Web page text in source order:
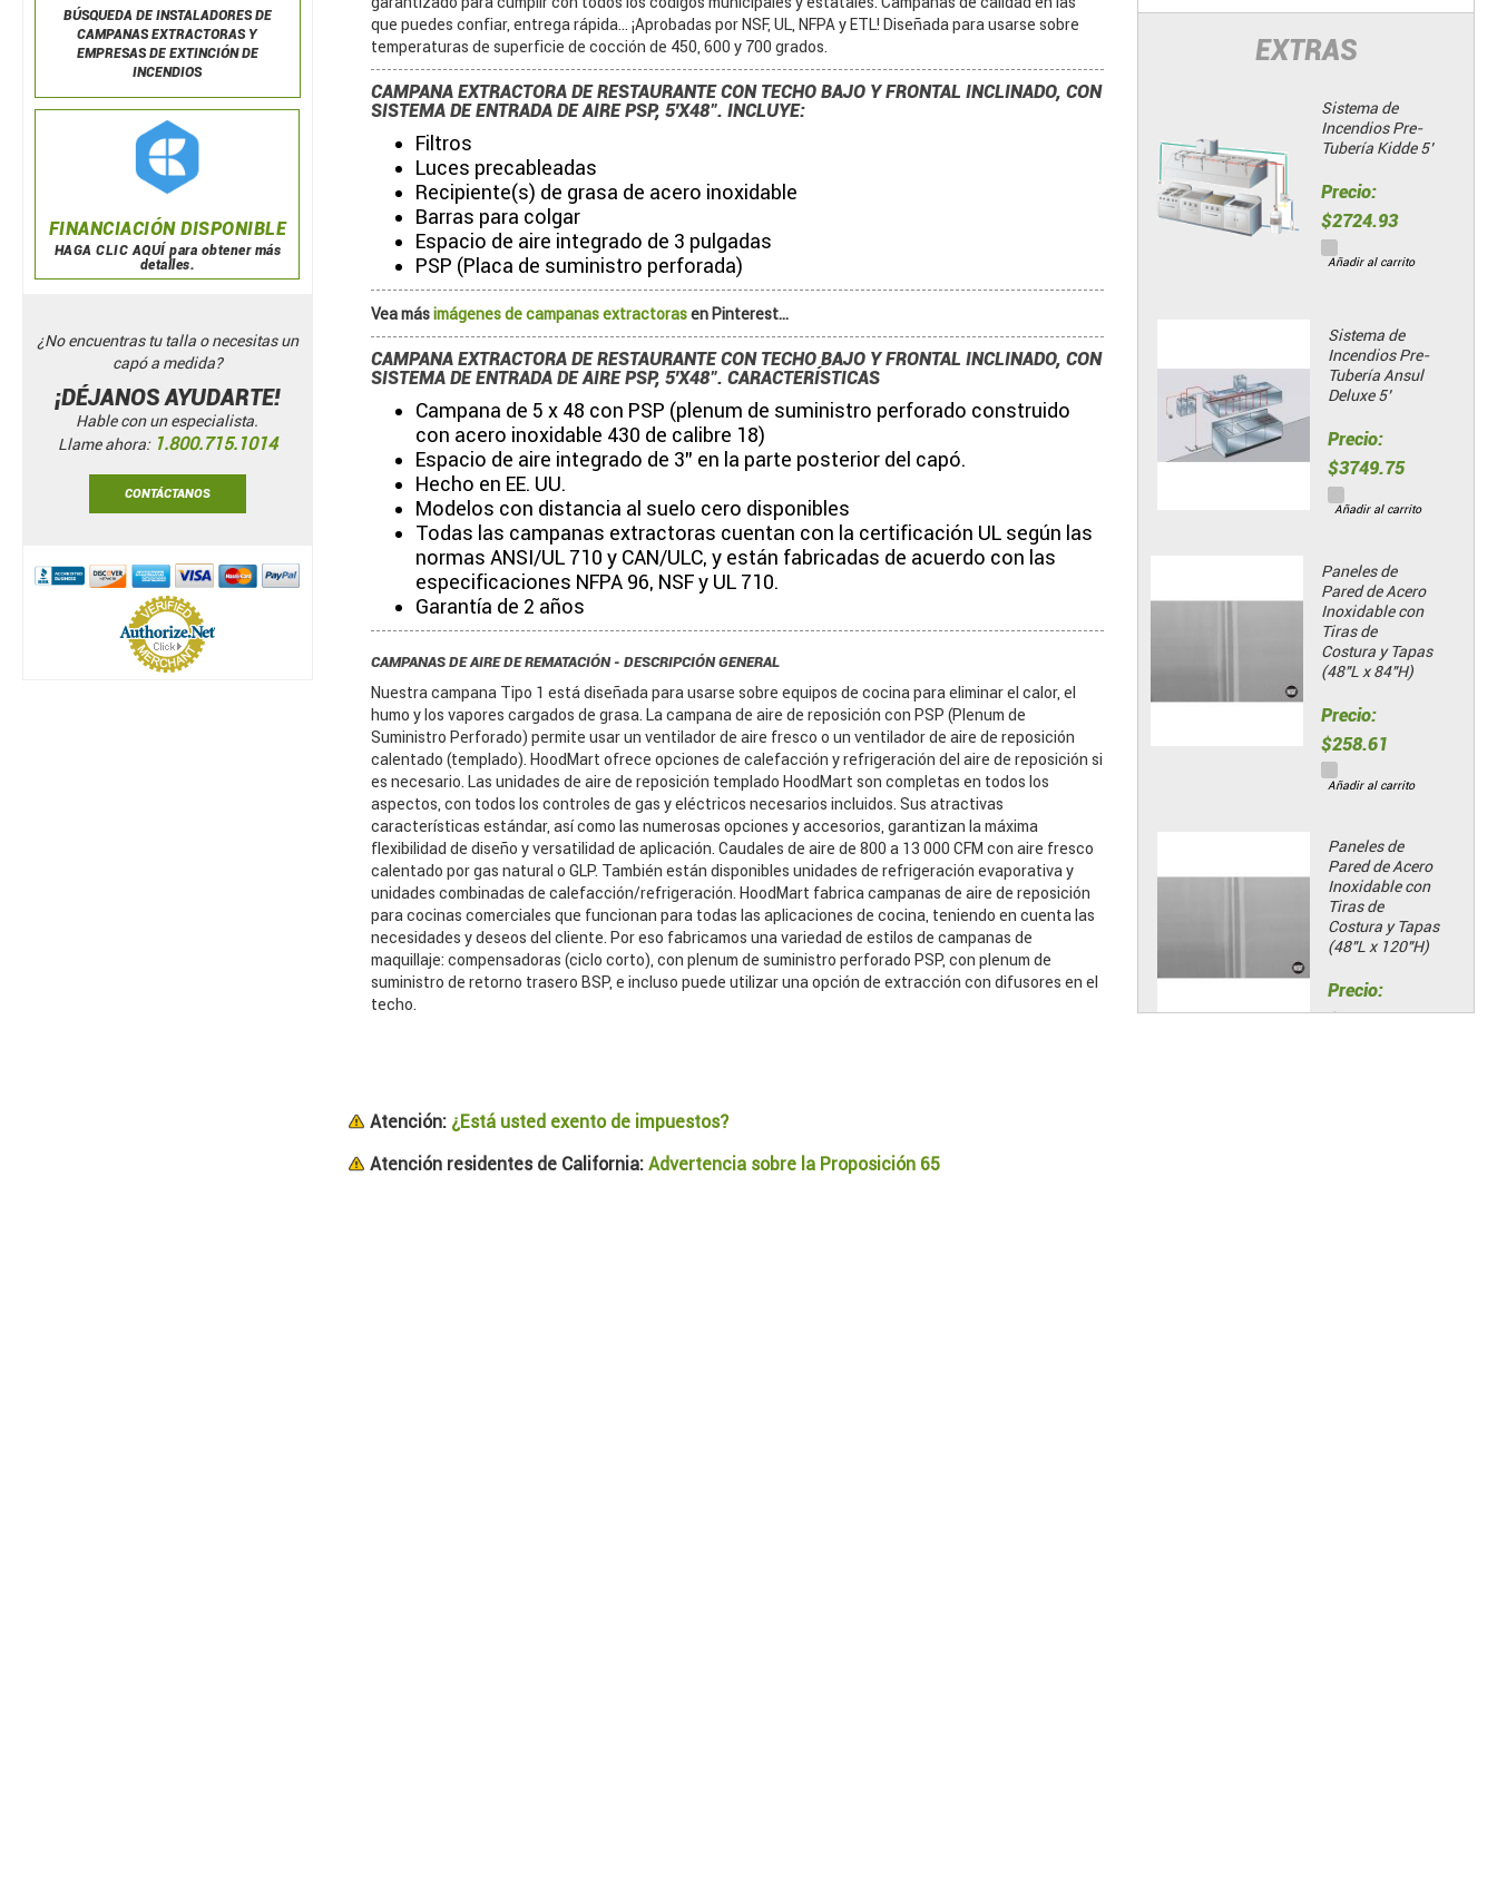
EXTRAS
Sistema de
Incendios Pre-
Tubería Kidde 5’
Precio:
$2724.93
Añadir al carrito
Sistema de
Incendios Pre-
Tubería Ansul
Deluxe 5’
Precio:
$3749.75
Añadir al carrito
Paneles de
Pared de Acero
Inoxidable con
Tiras de
Costura y Tapas
(48"L x 84"H)
Precio:
$258.61
Añadir al carrito
Paneles de
Pared de Acero
Inoxidable con
Tiras de
Costura y Tapas
(48"L x 120"H)
Precio:
$322.14
que puedes confiar, entrega rápida... ¡Aprobadas por NSF, UL, NFPA y ETL! Diseñada para usarse sobre
temperaturas de superficie de cocción de 450, 600 y 700 grados.
CAMPANA EXTRACTORA DE RESTAURANTE CON TECHO BAJO Y FRONTAL INCLINADO, CON
SISTEMA DE ENTRADA DE AIRE PSP, 5'X48". INCLUYE:
Filtros
Luces precableadas
Recipiente(s) de grasa de acero inoxidable
Barras para colgar
Espacio de aire integrado de 3 pulgadas
PSP (Placa de suministro perforada)
Vea másimágenes de campanas extractorasen Pinterest...
CAMPANA EXTRACTORA DE RESTAURANTE CON TECHO BAJO Y FRONTAL INCLINADO, CON
SISTEMA DE ENTRADA DE AIRE PSP, 5'X48". CARACTERÍSTICAS
Campana de 5 x 48 con PSP (plenum de suministro perforado construido
con acero inoxidable 430 de calibre 18)
Espacio de aire integrado de 3" en la parte posterior del capó.
Hecho en EE. UU.
Modelos con distancia al suelo cero disponibles
Todas las campanas extractoras cuentan con la certificación UL según las
normas ANSI/UL 710 y CAN/ULC, y están fabricadas de acuerdo con las
especificaciones NFPA 96, NSF y UL 710.
Garantía de 2 años
CAMPANAS DE AIRE DE REMATACIÓN - DESCRIPCIÓN GENERAL
Nuestra campana Tipo 1 está diseñada para usarse sobre equipos de cocina para eliminar el calor, el
humo y los vapores cargados de grasa. La campana de aire de reposición con PSP (Plenum de
Suministro Perforado) permite usar un ventilador de aire fresco o un ventilador de aire de reposición
calentado (templado). HoodMart ofrece opciones de calefacción y refrigeración del aire de reposición si
es necesario. Las unidades de aire de reposición templado HoodMart son completas en todos los
aspectos, con todos los controles de gas y eléctricos necesarios incluidos. Sus atractivas
características estándar, así como las numerosas opciones y accesorios, garantizan la máxima
flexibilidad de diseño y versatilidad de aplicación. Caudales de aire de 800 a 13 000 CFM con aire fresco
calentado por gas natural o GLP. También están disponibles unidades de refrigeración evaporativa y
unidades combinadas de calefacción/refrigeración. HoodMart fabrica campanas de aire de reposición
para cocinas comerciales que funcionan para todas las aplicaciones de cocina, teniendo en cuenta las
necesidades y deseos del cliente. Por eso fabricamos una variedad de estilos de campanas de
maquillaje: compensadoras (ciclo corto), con plenum de suministro perforado PSP, con plenum de
suministro de retorno trasero BSP, e incluso puede utilizar una opción de extracción con difusores en el
techo.
Atención:¿Está usted exento de impuestos?
Atención residentes de California:Advertencia sobre la Proposición 65
BÚSQUEDA DE INSTALADORES DE
CAMPANAS EXTRACTORAS Y
EMPRESAS DE EXTINCIÓN DE
INCENDIOS
FINANCIACIÓN DISPONIBLE
HAGA CLIC AQUÍ para obtener más
detalles.
¿No encuentras tu talla o necesitas un
capó a medida?
¡DÉJANOS AYUDARTE!
Hable con un especialista.
Llame ahora: 1.800.715.1014
CONTÁCTANOS